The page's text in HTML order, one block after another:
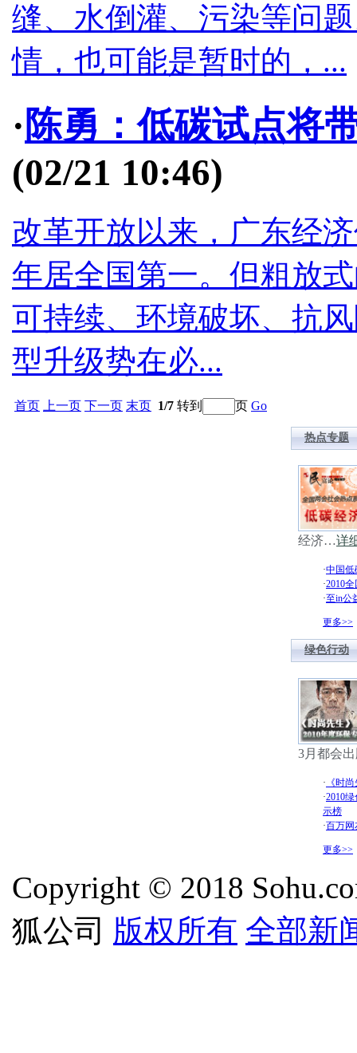
缝、水倒灌、污染等问
情，也可能是暂时的，...
· 陈勇：低碳试点将
(02/21 10:46)
改革开放以来，广东经
年居全国第一。但粗放
可持续、环境破坏、抗
型升级势在必...
首页 上一页 下一页 末页 1/7 转到 页 Go
热点专题
经济…详
·中国低
·2010
·至in公
更多>>
绿色行动
3月都会
· 《时
·2010
示榜
·百万网
更多>>
Copyright © 2018
狐公司 版权所有 全部新